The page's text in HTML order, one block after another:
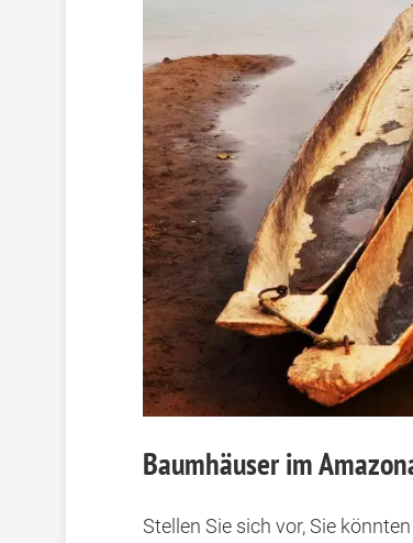
Baumhäuser im
Stellen Sie sich vor, Sie